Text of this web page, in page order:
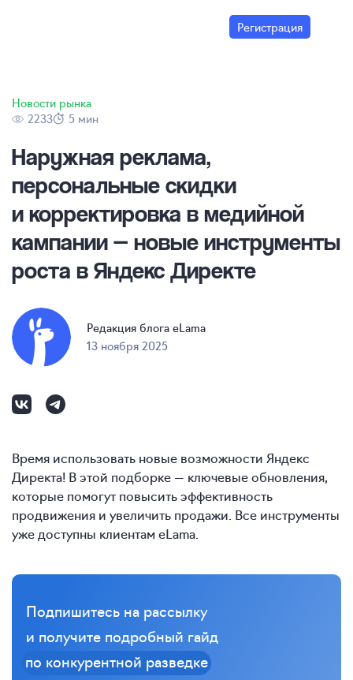
Регистрация
Новости рынка
2233
5 мин
Наружная реклама,
персональные скидки
и корректировка в медийной
кампании — новые инструменты
роста в Яндекс Директе
Редакция блога eLama
13 ноября 2025
Время использовать новые возможности Яндекс
Директа! В этой подборке — ключевые обновления,
которые помогут повысить эффективность
продвижения и увеличить продажи. Все инструменты
уже доступны клиентам eLama.
Подпишитесь на рассылку
и получите подробный гайд
по конкурентной разведке